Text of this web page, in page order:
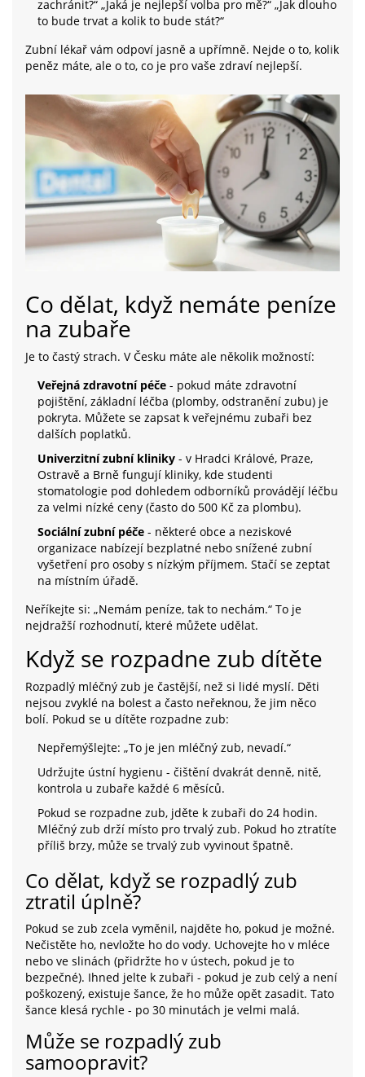
zachránit?“ „Jaká je nejlepší volba pro mě?“ „Jak dlouho
to bude trvat a kolik to bude stát?“
Zubní lékař vám odpoví jasně a upřímně. Nejde o to, kolik
peněz máte, ale o to, co je pro vaše zdraví nejlepší.
Co dělat, když nemáte peníze
na zubaře
Je to častý strach. V Česku máte ale několik možností:
Veřejná zdravotní péče - pokud máte zdravotní
pojištění, základní léčba (plomby, odstranění zubu) je
pokryta. Můžete se zapsat k veřejnému zubaři bez
dalších poplatků.
Univerzitní zubní kliniky - v Hradci Králové, Praze,
Ostravě a Brně fungují kliniky, kde studenti
stomatologie pod dohledem odborníků provádějí léčbu
za velmi nízké ceny (často do 500 Kč za plombu).
Sociální zubní péče - některé obce a neziskové
organizace nabízejí bezplatné nebo snížené zubní
vyšetření pro osoby s nízkým příjmem. Stačí se zeptat
na místním úřadě.
Neříkejte si: „Nemám peníze, tak to nechám.“ To je
nejdražší rozhodnutí, které můžete udělat.
Když se rozpadne zub dítěte
Rozpadlý mléčný zub je častější, než si lidé myslí. Děti
nejsou zvyklé na bolest a často neřeknou, že jim něco
bolí. Pokud se u dítěte rozpadne zub:
Nepřemýšlejte: „To je jen mléčný zub, nevadí.“
Udržujte ústní hygienu - čištění dvakrát denně, nitě,
kontrola u zubaře každé 6 měsíců.
Pokud se rozpadne zub, jděte k zubaři do 24 hodin.
Mléčný zub drží místo pro trvalý zub. Pokud ho ztratíte
příliš brzy, může se trvalý zub vyvinout špatně.
Co dělat, když se rozpadlý zub
ztratil úplně?
Pokud se zub zcela vyměnil, najděte ho, pokud je možné.
Nečistěte ho, nevložte ho do vody. Uchovejte ho v mléce
nebo ve slinách (přidržte ho v ústech, pokud je to
bezpečné). Ihned jelte k zubaři - pokud je zub celý a není
poškozený, existuje šance, že ho může opět zasadit. Tato
šance klesá rychle - po 30 minutách je velmi malá.
Může se rozpadlý zub
samoopravit?